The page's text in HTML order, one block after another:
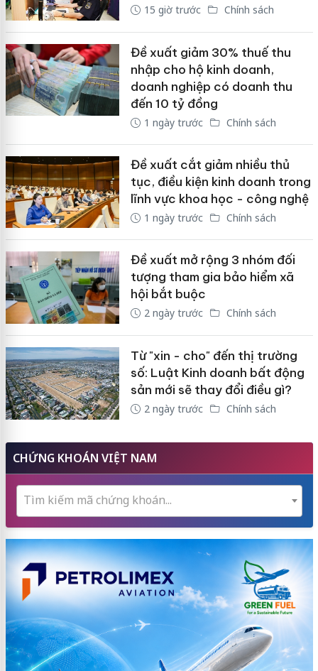
15 giờ trước Chính sách
Đề xuất giảm 30% thuế thu
nhập cho hộ kinh doanh,
doanh nghiệp có doanh thu
đến 10 tỷ đồng
1 ngày trước Chính sách
Đề xuất cắt giảm nhiều thủ
tục, điều kiện kinh doanh trong
lĩnh vực khoa học - công nghệ
1 ngày trước Chính sách
Đề xuất mở rộng 3 nhóm đối
tượng tham gia bảo hiểm xã
hội bắt buộc
2 ngày trước Chính sách
Từ "xin - cho" đến thị trường
số: Luật Kinh doanh bất động
sản mới sẽ thay đổi điều gì?
2 ngày trước Chính sách
CHỨNG KHOÁN VIỆT NAM
Tìm kiếm mã chứng khoán...